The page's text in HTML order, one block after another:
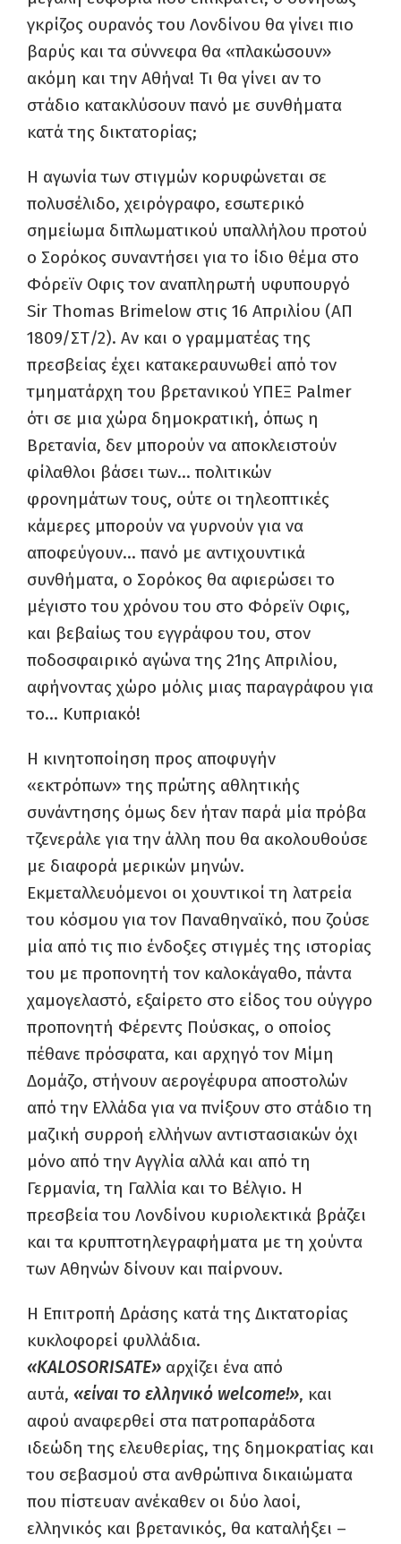
γκρίζος ουρανός του Λονδίνου θα γίνει πιο
βαρύς και τα σύννεφα θα «πλακώσουν»
ακόμη και την Αθήνα! Τι θα γίνει αν το
στάδιο κατακλύσουν πανό με συνθήματα
κατά της δικτατορίας;
Η αγωνία των στιγμών κορυφώνεται σε
πολυσέλιδο, χειρόγραφο, εσωτερικό
σημείωμα διπλωματικού υπαλλήλου προτού
ο Σορόκος συναντήσει για το ίδιο θέμα στο
Φόρεϊν Οφις τον αναπληρωτή υφυπουργό
Sir Thomas Brimelow στις 16 Απριλίου (ΑΠ
1809/ΣΤ/2). Αν και ο γραμματέας της
πρεσβείας έχει κατακεραυνωθεί από τον
τμηματάρχη του βρετανικού ΥΠΕΞ Palmer
ότι σε μια χώρα δημοκρατική, όπως η
Βρετανία, δεν μπορούν να αποκλειστούν
φίλαθλοι βάσει των… πολιτικών
φρονημάτων τους, ούτε οι τηλεοπτικές
κάμερες μπορούν να γυρνούν για να
αποφεύγουν… πανό με αντιχουντικά
συνθήματα, ο Σορόκος θα αφιερώσει το
μέγιστο του χρόνου του στο Φόρεϊν Οφις,
και βεβαίως του εγγράφου του, στον
ποδοσφαιρικό αγώνα της 21ης Απριλίου,
αφήνοντας χώρο μόλις μιας παραγράφου για
το… Κυπριακό!
Η κινητοποίηση προς αποφυγήν
«εκτρόπων» της πρώτης αθλητικής
συνάντησης όμως δεν ήταν παρά μία πρόβα
τζενεράλε για την άλλη που θα ακολουθούσε
με διαφορά μερικών μηνών.
Εκμεταλλευόμενοι οι χουντικοί τη λατρεία
του κόσμου για τον Παναθηναϊκό, που ζούσε
μία από τις πιο ένδοξες στιγμές της ιστορίας
του με προπονητή τον καλοκάγαθο, πάντα
χαμογελαστό, εξαίρετο στο είδος του ούγγρο
προπονητή Φέρεντς Πούσκας, ο οποίος
πέθανε πρόσφατα, και αρχηγό τον Μίμη
Δομάζο, στήνουν αερογέφυρα αποστολών
από την Ελλάδα για να πνίξουν στο στάδιο τη
μαζική συρροή ελλήνων αντιστασιακών όχι
μόνο από την Αγγλία αλλά και από τη
Γερμανία, τη Γαλλία και το Βέλγιο. Η
πρεσβεία του Λονδίνου κυριολεκτικά βράζει
και τα κρυπτοτηλεγραφήματα με τη χούντα
των Αθηνών δίνουν και παίρνουν.
Η Επιτροπή Δράσης κατά της Δικτατορίας
κυκλοφορεί φυλλάδια.
«KALOSORISATE» αρχίζει ένα από
αυτά, «είναι το ελληνικό welcome!», και
αφού αναφερθεί στα πατροπαράδοτα
ιδεώδη της ελευθερίας, της δημοκρατίας και
του σεβασμού στα ανθρώπινα δικαιώματα
που πίστευαν ανέκαθεν οι δύο λαοί,
ελληνικός και βρετανικός, θα καταλήξει –